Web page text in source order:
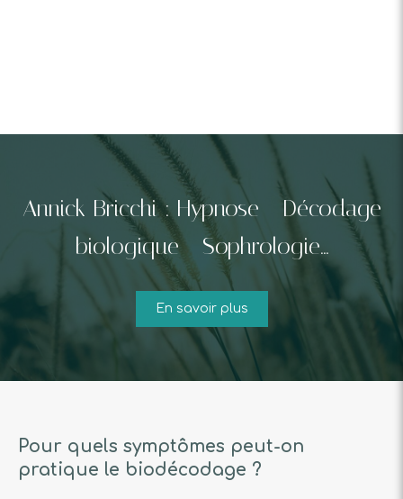
Annick Bricchi : Hypnose - Décodage
biologique - Sophrologie...
En savoir plus
Pour quels symptômes peut-on
pratique le biodécodage ?